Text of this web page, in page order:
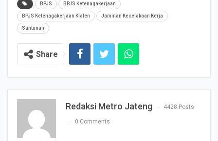
BPJS BPJS Ketenagakerjaan
BPJS Ketenagakerjaan Klaten Jaminan Kecelakaan Kerja
Santunan
Share
Redaksi Metro Jateng 4428 Posts
0 Comments